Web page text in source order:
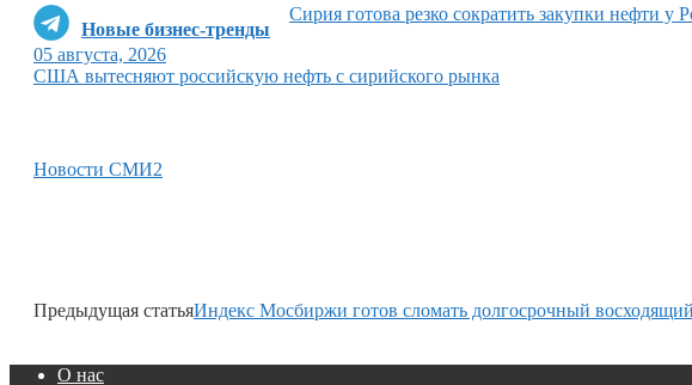
Новые бизнес-тренды
Сирия готова резко сократить закупки нефти у
05 августа, 2026
США вытесняют российскую нефть с сирийского рынка
Новости СМИ2
Предыдущая статьяИндекс Мосбиржи готов сломать долгосрочный
О нас